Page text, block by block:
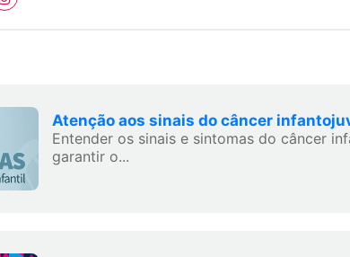
Atenção aos sinais do câncer
Entender os sinais e sintomas do câncer
garantir o...